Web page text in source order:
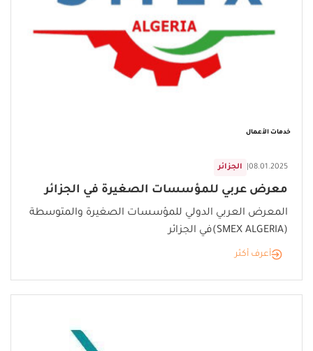
خدمات الأعمال
الجزائر 08.01.2025
معرض عربي للمؤسسات الصغيرة في الجزائر
المعرض العربي الدولي للمؤسسات الصغيرة والمتوسطة
(SMEX ALGERIA)في الجزائر
أعرف أكثر